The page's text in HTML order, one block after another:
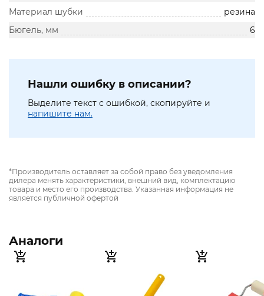
Материал шубки
резина
Бюгель, мм
6
Нашли ошибку в описании?
Выделите текст с ошибкой, скопируйте и
напишите нам.
*Производитель оставляет за собой право без уведомления
дилера менять характеристики, внешний вид, комплектацию
товара и место его производства. Указанная информация не
является публичной офертой
Аналоги